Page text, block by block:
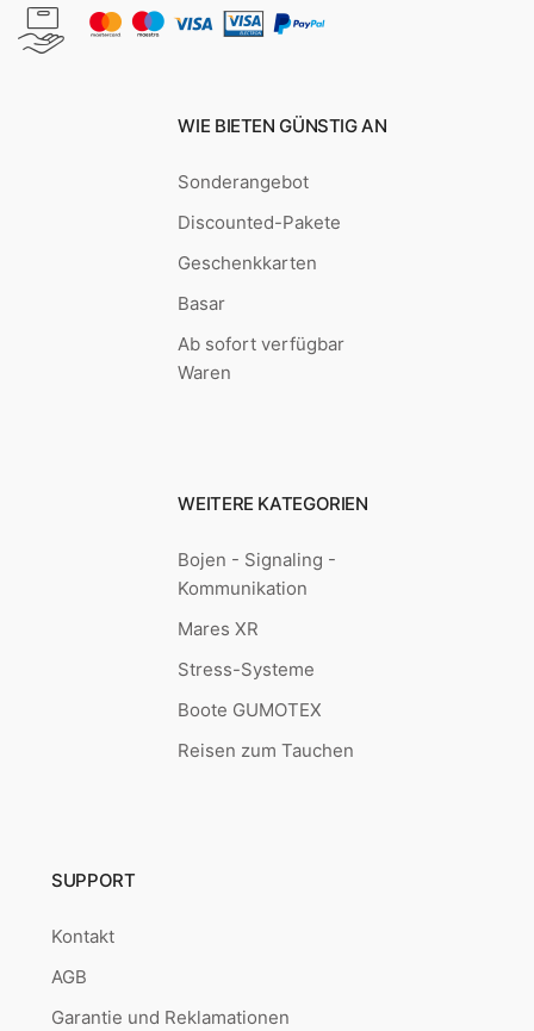
WIE BIETEN GÜNSTIG AN
Sonderangebot
Discounted-Pakete
Geschenkkarten
Basar
Ab sofort verfügbar
Waren
WEITERE KATEGORIEN
Bojen - Signaling -
Kommunikation
Mares XR
Stress-Systeme
Boote GUMOTEX
Reisen zum Tauchen
SUPPORT
Kontakt
AGB
Garantie und Reklamationen